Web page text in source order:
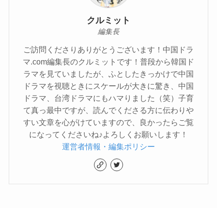
クルミット
編集長
ご訪問くださりありがとうございます！中国ドラ
マ.com編集長のクルミットです！普段から韓国ド
ラマを見ていましたが、ふとしたきっかけで中国
ドラマを視聴ときにスケールが大きに驚き、中国
ドラマ、台湾ドラマにもハマりました（笑）子育
て真っ最中ですが、読んでくださる方に伝わりや
すい文章を心がけていますので、良かったらご覧
になってくださいね♪よろしくお願いします！
運営者情報・編集ポリシー